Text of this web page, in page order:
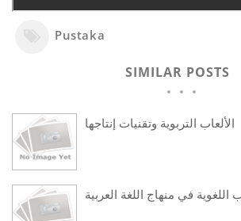
Pustaka
SIMILAR POSTS
الألعاب التربوية وتقنيات إنتاجها
اللغوية في منهاج اللغة العربية